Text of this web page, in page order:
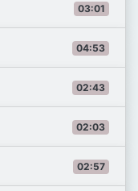
03:01
04:53
02:43
02:03
02:57